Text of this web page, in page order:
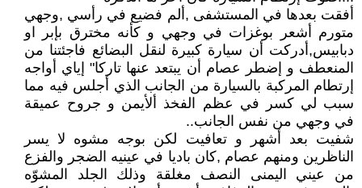
أفقت بعدها في المستشفى ,ألم فضيع في رأسي ,وجهي
متورم أشعر بوغزات في وجهي و كأنه مخترق بإبر او
دبابيس,أدركت أن سيارة كبيرة لنقل البضائع فاجئتنا من
المنعطف و إضطر عصام أن يبتعد عنها تاركا" إياي أواجه
إرتطام المركبة بالسيارة من الجانب الذي أجلس فيه مما
سبب لي كسر في عظم الفخذ ألأيمن و جروح عميقة
في وجهي من نفس الجانب..
شفيت بعد أشهر و تعافيت لكن بوجه مشوه لا يسر
الناظرين ومنهم عصام ,كان باديا في عينيه الضجر والفزع
من عيني اليمنى النصف مغلقة وذلك الجلد المشوّه